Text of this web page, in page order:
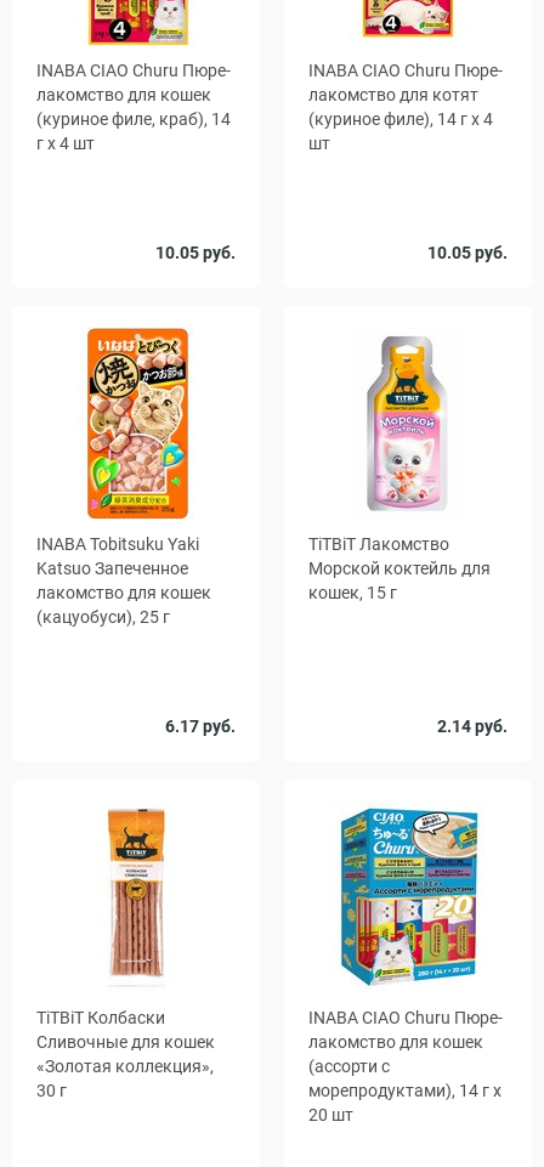
INABA CIAO Churu Пюре-
лакомство для кошек
(куриное филе, краб), 14
г x 4 шт
10.05 руб.
1 48
INABA CIAO Churu Пюре-
лакомство для котят
(куриное филе), 14 г x 4
шт
10.05 руб.
1 48
INABA Tobitsuku Yaki
Katsuo Запеченное
лакомство для кошек
(кацуобуси), 25 г
6.17 руб.
1 48
TiTBiT Лакомство
Морской коктейль для
кошек, 15 г
2.14 руб.
1 14
TiTBiT Колбаски
Сливочные для кошек
«Золотая коллекция»,
30 г
INABA CIAO Churu Пюре-
лакомство для кошек
(ассорти с
морепродуктами), 14 г x
20 шт